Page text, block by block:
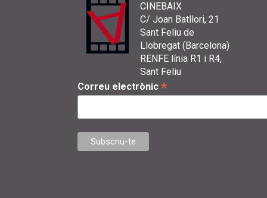
CINEBAIX
C/ Joan Batllori, 21
Sant Feliu de
Llobregat (Barcelona)
RENFE línia R1 i R4,
Sant Feliu
Correu electrònic *